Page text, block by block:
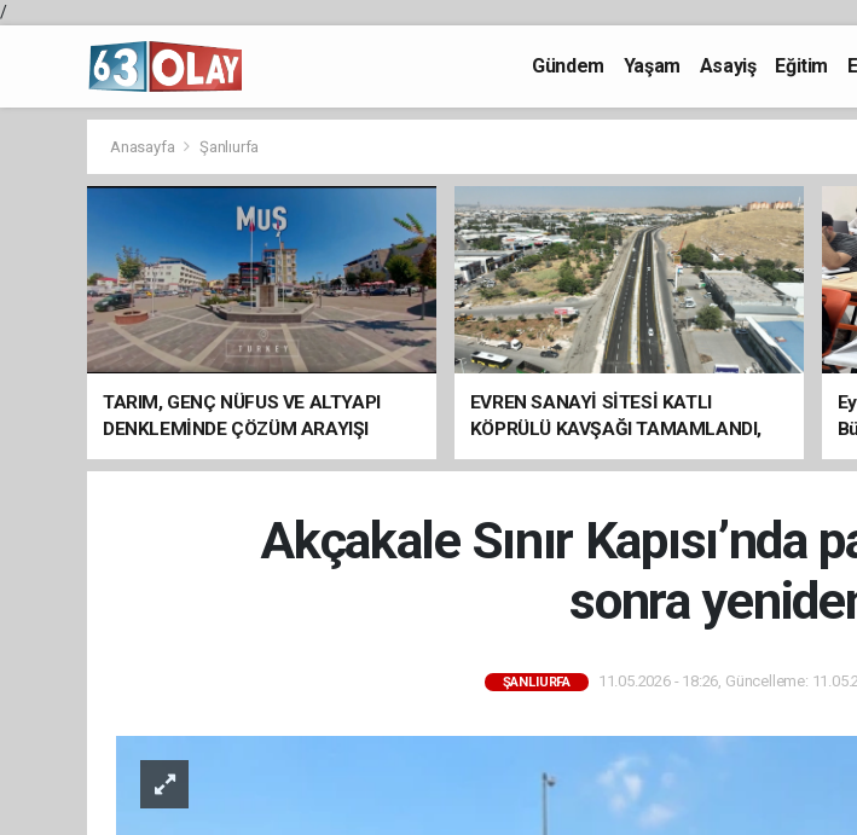
/
Gündem Yaşam Asayiş Eğitim
Anasayfa Şanlıurfa
TARIM, GENÇ NÜFUS VE ALTYAPI
DENKLEMİNDE ÇÖZÜM ARAYIŞI
EVREN SANAYİ SİTESİ KATLI
KÖPRÜLÜ KAVŞAĞI TAMAMLANDI,
ARAÇ GEÇİŞLERİ BAŞLADI
Akçakale Sınır
sonra
ŞANLIURFA 11.05.2026 - 18:26, Güncelleme: